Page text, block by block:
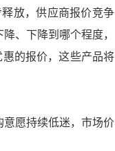
放，供应商报价竞争
、下降到哪个程度，
的报价，这些产品将
愿持续低迷，市场价